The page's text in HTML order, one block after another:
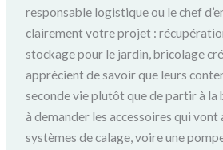
responsable logistique ou le chef
clairement votre projet :
stockage pour le jardin, bricolage
apprécient de savoir que leurs
seconde vie plutôt que de partir à la
à demander les accessoires qui vont
systèmes de calage, voire une